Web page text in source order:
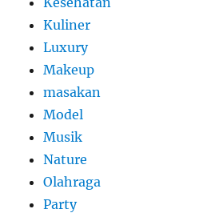
Kuliner
Luxury
Makeup
masakan
Model
Musik
Nature
Olahraga
Party